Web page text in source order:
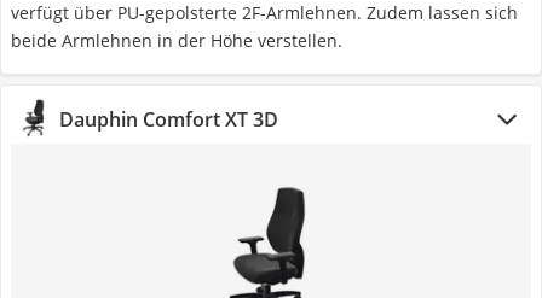
verfügt über PU-gepolsterte 2F-Armlehnen. Zudem lassen sich
beide Armlehnen in der Höhe verstellen.
Dauphin Comfort XT 3D